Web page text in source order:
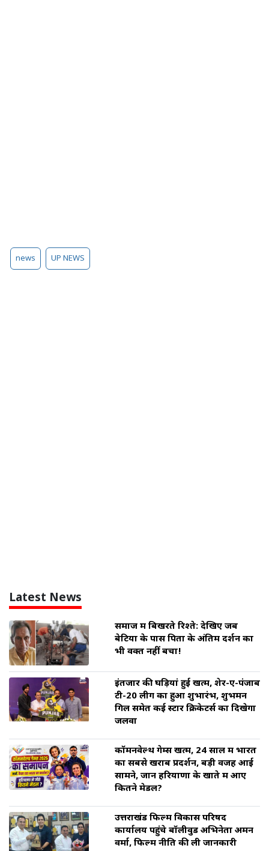
news UP NEWS
Latest News
समाज में बिखरते रिश्ते: देखिए जब
बेटियों के पास पिता के अंतिम दर्शन का
भी वक्त नहीं बचा!
इंतजार की घड़ियां हुई खत्म, शेर-ए-पंजाब
टी-20 लीग का हुआ शुभारंभ, शुभमन
गिल समेत कई स्टार क्रिकेटर्स का दिखेगा
जलवा
कॉमनवेल्थ गेम्स खत्म, 24 साल में भारत
का सबसे खराब प्रदर्शन, बड़ी वजह आई
सामने, जानें हरियाणा के खाते में आए
कितने मेडल?
उत्तराखंड फिल्म विकास परिषद
कार्यालय पहुंचे बॉलीवुड अभिनेता अमन
वर्मा, फिल्म नीति की ली जानकारी